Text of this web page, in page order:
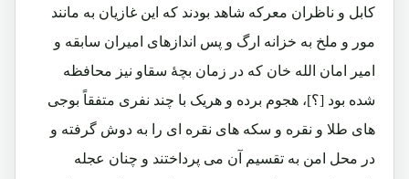
کابل و ناظران معرکه شاهد بودند که این غازیان به مانند
مور و ملخ به خزانه ارگ و پس اندازهای امیران سابقه و
امیر امان الله خان که در زمان بچۀ سقاو نیز محافظه
شده بود [؟]، هجوم برده و هریک با چند نفری متفقاً بوجی
های طلا و نقره و سکه های نقره ای را به دوش گرفته و
در محل امن به تقسیم آن می پرداختند و چنان عجله